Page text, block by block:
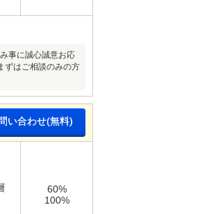
事に誠心誠意お応
ずはご相談のみの方
い合わせ(無料)
60%
100%